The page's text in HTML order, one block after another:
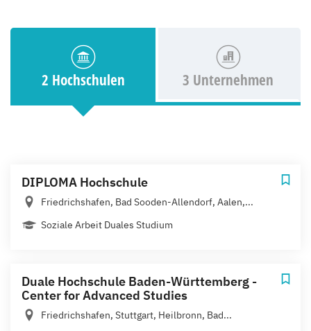
2 Hochschulen 3 Unternehmen
DIPLOMA Hochschule
Friedrichshafen, Bad Sooden-Allendorf, Aalen,...
Soziale Arbeit Duales Studium
Duale Hochschule Baden-Württemberg -
Center for Advanced Studies
Friedrichshafen, Stuttgart, Heilbronn, Bad...